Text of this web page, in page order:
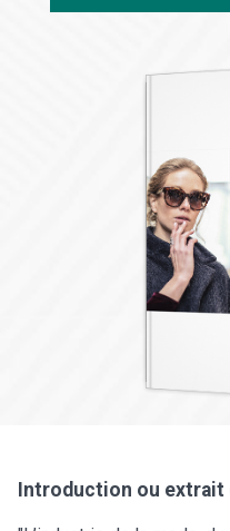
Introduction ou extrait